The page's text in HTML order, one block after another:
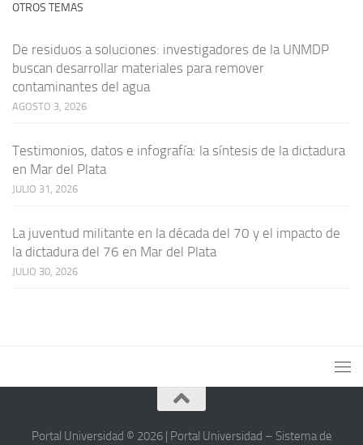
OTROS TEMAS
De residuos a soluciones: investigadores de la UNMDP
buscan desarrollar materiales para remover
contaminantes del agua
AGOSTO 3, 2026
Testimonios, datos e infografía: la síntesis de la dictadura
en Mar del Plata
JULIO 31, 2026
La juventud militante en la década del 70 y el impacto de
la dictadura del 76 en Mar del Plata
JULIO 30, 2026
Portal Universidad © 2026 | Portal Universidad – Sistema de